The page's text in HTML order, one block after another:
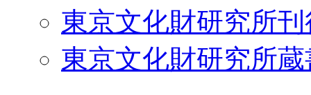
東京文化財研究所
東京文化財研究所